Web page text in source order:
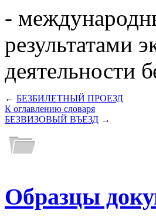
-
результатами
деятельности
← БЕЗБИЛЕТНЫЙ ПРОЕЗД
К оглавлению словаря
БЕЗВИЗОВЫЙ ВЪЕЗД →
Образцы